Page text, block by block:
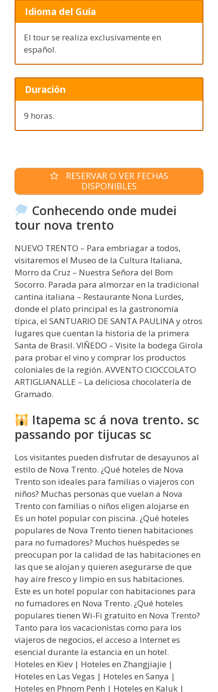
Idioma del Guía
El tour se realiza exclusivamente en
español.
Duración
9 horas.
RESERVAR O VER FECHAS
DISPONIBLES
Conhecendo onde mudei
tour nova trento
NUEVO TRENTO – Para embriagar a todos,
visitaremos el Museo de la Cultura Italiana,
Morro da Cruz – Nuestra Señora del Bom
Socorro. Parada para almorzar en la tradicional
cantina italiana – Restaurante Nona Lurdes,
donde el plato principal es la gastronomía
típica, el SANTUARIO DE SANTA PAULINA y otros
lugares que cuentan la historia de la primera
Santa de Brasil. VIÑEDO – Visite la bodega Girola
para probar el vino y comprar los productos
coloniales de la región. AVVENTO CIOCCOLATO
ARTIGLIANALLE – La deliciosa chocolatería de
Gramado.
Itapema sc á nova trento. sc
passando por tijucas sc
Los visitantes pueden disfrutar de desayunos al
estilo de Nova Trento. ¿Qué hoteles de Nova
Trento son ideales para familias o viajeros con
niños? Muchas personas que vuelan a Nova
Trento con familias o niños eligen alojarse en
Es un hotel popular con piscina. ¿Qué hoteles
populares de Nova Trento tienen habitaciones
para no fumadores? Muchos huéspedes se
preocupan por la calidad de las habitaciones en
las que se alojan y quieren asegurarse de que
hay aire fresco y limpio en sus habitaciones.
Este es un hotel popular con habitaciones para
no fumadores en Nova Trento. ¿Qué hoteles
populares tienen Wi-Fi gratuito en Nova Trento?
Tanto para los vacacionistas como para los
viajeros de negocios, el acceso a Internet es
esencial durante la estancia en un hotel.
Hoteles en Kiev | Hoteles en Zhangjiajie |
Hoteles en Las Vegas | Hoteles en Sanya |
Hoteles en Phnom Penh | Hoteles en Kaluk |